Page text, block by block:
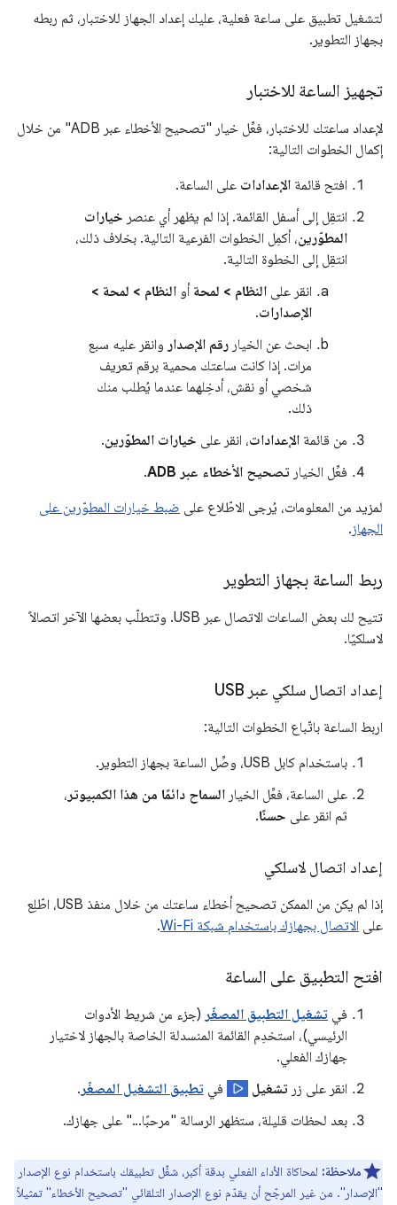
لتشغيل تطبيق على ساعة فعلية، عليك إعداد الجهاز للاختبار، ثم ربطه
بجهاز التطوير.
تجهيز الساعة للاختبار
لإعداد ساعتك للاختبار، فعِّل خيار "تصحيح الأخطاء عبر ADB" من خلال
إكمال الخطوات التالية:
افتح قائمة الإعدادات على الساعة.
انتقِل إلى أسفل القائمة. إذا لم يظهر أي عنصر خيارات
المطوّرين، أكمِل الخطوات الفرعية التالية. بخلاف ذلك،
انتقِل إلى الخطوة التالية.
انقر على النظام > لمحة أو النظام > لمحة >
الإصدارات.
ابحث عن الخيار رقم الإصدار وانقر عليه سبع
مرات. إذا كانت ساعتك محمية برقم تعريف
شخصي أو نقش، أدخِلهما عندما يُطلب منك
ذلك.
من قائمة الإعدادات، انقر على خيارات المطوّرين.
فعِّل الخيار تصحيح الأخطاء عبر ADB
.
لمزيد من المعلومات، يُرجى الاطّلاع على ضبط خيارات المطوّرين على
الجهاز.
ربط الساعة بجهاز التطوير
تتيح لك بعض الساعات الاتصال عبر USB. وتتطلّب بعضها الآخر اتصالاً
لاسلكيًا.
إعداد اتصال سلكي عبر USB
اربط الساعة باتّباع الخطوات التالية:
باستخدام كابل USB، وصِّل الساعة بجهاز التطوير.
على الساعة، فعِّل الخيار السماح دائمًا من هذا الكمبيوتر ،
ثم انقر على حسنًا.
إعداد اتصال لاسلكي
إذا لم يكن من الممكن تصحيح أخطاء ساعتك من خلال منفذ USB، اطّلِع
على الاتصال بجهازك باستخدام شبكة Wi-Fi .
افتح التطبيق على الساعة
في تشغيل التطبيق المصغّر (جزء من شريط الأدوات
الرئيسي)، استخدِم القائمة المنسدلة الخاصة بالجهاز لاختيار
جهازك الفعلي.
انقر على زر تشغيل في تطبيق التشغيل المصغّر .
بعد لحظات قليلة، ستظهر الرسالة "مرحبًا..." على جهازك.
ملاحظة: لمحاكاة الأداء الفعلي بدقة أكبر، شغِّل تطبيقك باستخدام نوع الإصدار
"الإصدار". من غير المرجّح أن يقدّم نوع الإصدار التلقائي "تصحيح الأخطاء" تمثيلاً